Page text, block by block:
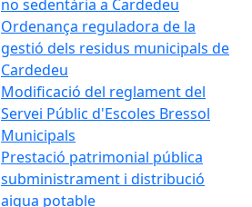
no sedentària a Cardedeu
Ordenança reguladora de la
gestió dels residus municipals de
Cardedeu
Modificació del reglament del
Servei Públic d'Escoles Bressol
Municipals
Prestació patrimonial pública
subministrament i distribució
aigua potable